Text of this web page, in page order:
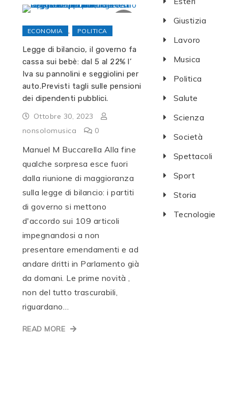
ECONOMIA POLITICA
Legge di bilancio, il governo fa
cassa sui bebè: dal 5 al 22% l’
Iva su pannolini e seggiolini per
auto.Previsti tagli sulle pensioni
dei dipendenti pubblici.
Ottobre 30, 2023
nonsolomusica
0
Manuel M Buccarella Alla fine
qualche sorpresa esce fuori
dalla riunione di maggioranza
sulla legge di bilancio: i partiti
di governo si mettono
d'accordo sui 109 articoli
impegnandosi a non
presentare emendamenti e ad
andare dritti in Parlamento già
da domani. Le prime novità ,
non del tutto trascurabili,
riguardano…
READ MORE
Giustizia
Lavoro
Musica
Politica
Salute
Scienza
Società
Spettacoli
Sport
Storia
Tecnologie